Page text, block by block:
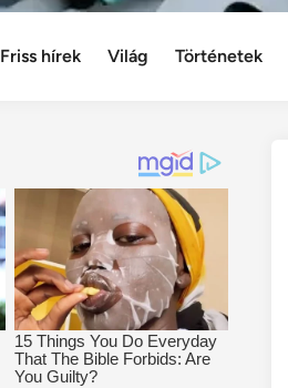
Friss hírek Világ Történetek